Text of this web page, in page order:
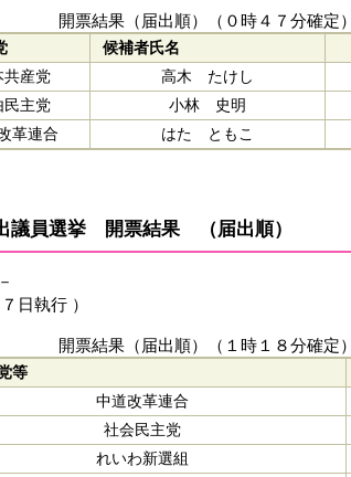
開票結果（届出順）（０時４７分確定）
候補者氏名
共産党 高木 たけし
民主党 小林 史明
革連合 はた ともこ
議員選挙 開票結果 （届出順）
日執行 ）
開票結果（届出順）（１時１８分確定）
等
中道改革連合
社会民主党
れいわ新選組